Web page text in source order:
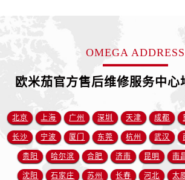
OMEGA ADDRESS
欧米茄官方售后维修服务中心
北京 上海 广州 深圳 天津 成都
长沙 宁波 厦门 东莞 杭州 武汉
贵阳 哈尔滨 合肥 济南 昆明 南
沈阳 石家庄 苏州 长春 河北 太